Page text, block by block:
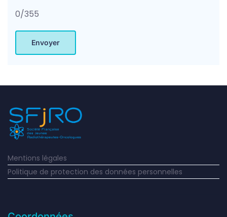
0/355
Envoyer
Mentions légales
Politique de protection des données personnelles